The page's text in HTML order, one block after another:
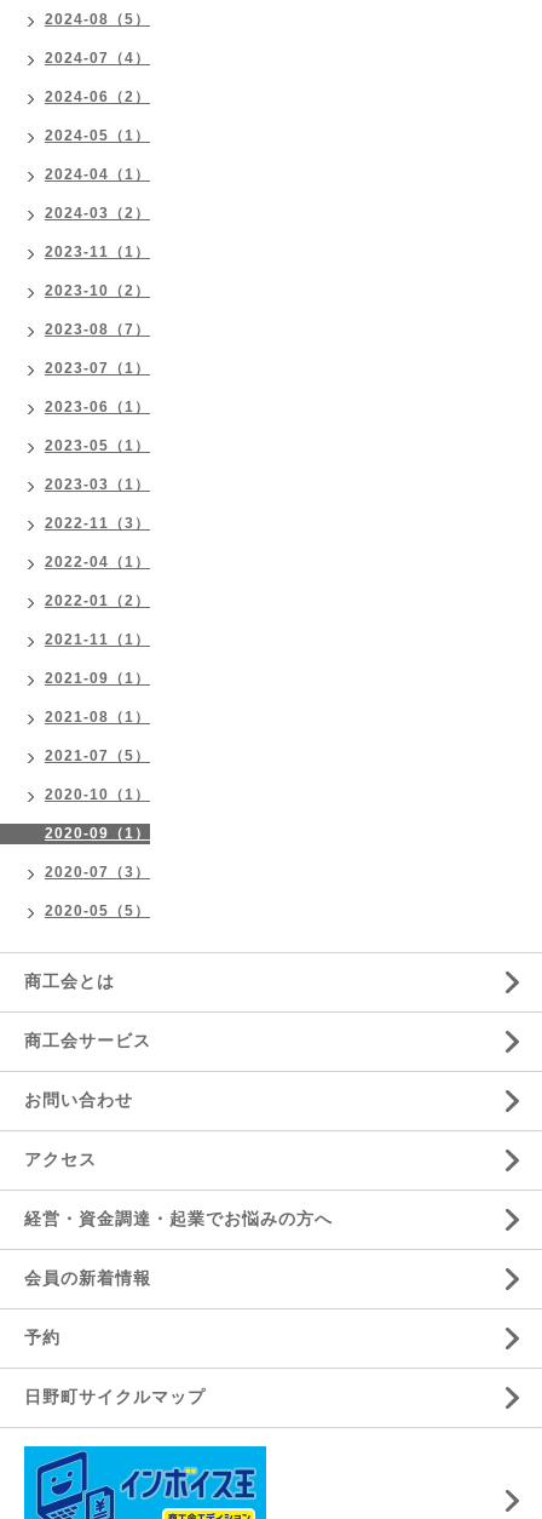
2024-08（5）
2024-07（4）
2024-06（2）
2024-05（1）
2024-04（1）
2024-03（2）
2023-11（1）
2023-10（2）
2023-08（7）
2023-07（1）
2023-06（1）
2023-05（1）
2023-03（1）
2022-11（3）
2022-04（1）
2022-01（2）
2021-11（1）
2021-09（1）
2021-08（1）
2021-07（5）
2020-10（1）
2020-09（1）
2020-07（3）
2020-05（5）
商工会とは
商工会サービス
お問い合わせ
アクセス
経営・資金調達・起業でお悩みの方へ
会員の新着情報
予約
日野町サイクルマップ